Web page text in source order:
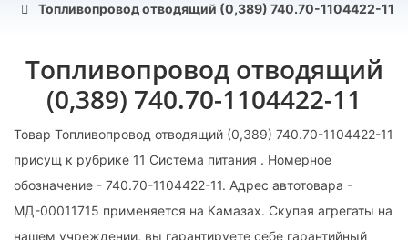
Топливопровод отводящий (0,389) 740.70-1104422-11
Топливопровод отводящий
(0,389) 740.70-1104422-11
Товар Топливопровод отводящий (0,389) 740.70-1104422-11
присущ к рубрике 11 Система питания . Номерное
обозначение - 740.70-1104422-11. Адрес автотовара -
МД-00011715 применяется на Камазах. Скупая агрегаты на
нашем учреждении, вы гарантируете себе гарантийный